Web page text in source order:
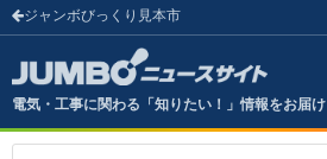
ジャンボびっくり見本市
電気・工事に関わる「知りたい！」情報をお届け